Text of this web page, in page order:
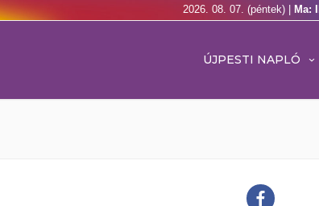
2026. 08. 07. (péntek) | Ma:
ÚJPESTI NAPLÓ